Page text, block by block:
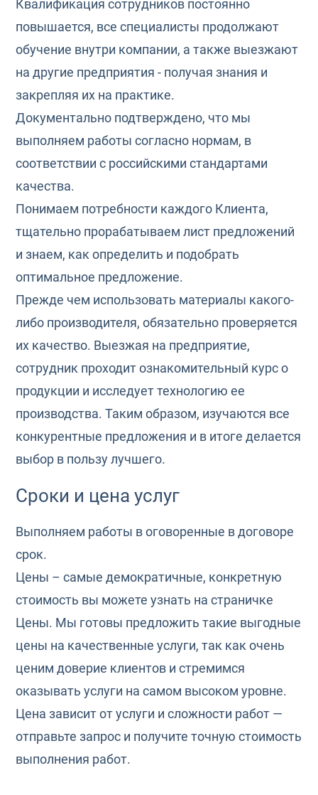
Квалификация сотрудников постоянно
повышается, все специалисты продолжают
обучение внутри компании, а также выезжают
на другие предприятия - получая знания и
закрепляя их на практике.
Документально подтверждено, что мы
выполняем работы согласно нормам, в
соответствии с российскими стандартами
качества.
Понимаем потребности каждого Клиента,
тщательно прорабатываем лист предложений
и знаем, как определить и подобрать
оптимальное предложение.
Прежде чем использовать материалы какого-
либо производителя, обязательно проверяется
их качество. Выезжая на предприятие,
сотрудник проходит ознакомительный курс о
продукции и исследует технологию ее
производства. Таким образом, изучаются все
конкурентные предложения и в итоге делается
выбор в пользу лучшего.
Сроки и цена услуг
Выполняем работы в оговоренные в договоре
срок.
Цены – самые демократичные, конкретную
стоимость вы можете узнать на страничке
Цены. Мы готовы предложить такие выгодные
цены на качественные услуги, так как очень
ценим доверие клиентов и стремимся
оказывать услуги на самом высоком уровне.
Цена зависит от услуги и сложности работ —
отправьте запрос и получите точную стоимость
выполнения работ.